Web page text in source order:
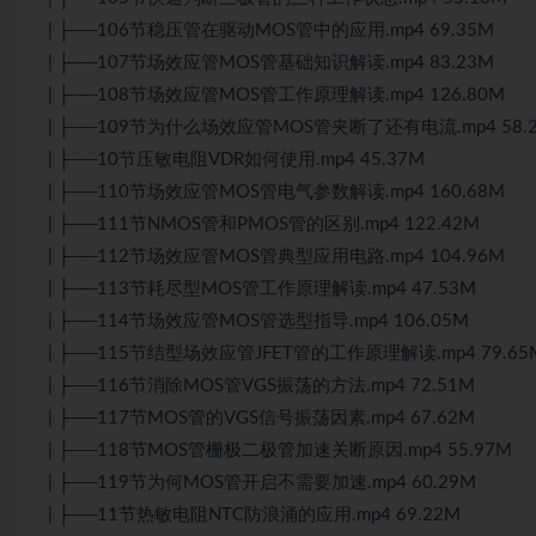
| ├──106节稳压管在驱动MOS管中的应用.mp4 69.35M
| ├──107节场效应管MOS管基础知识解读.mp4 83.23M
| ├──108节场效应管MOS管工作原理解读.mp4 126.80M
| ├──109节为什么场效应管MOS管夹断了还有电流.mp4
| ├──10节压敏电阻VDR如何使用.mp4 45.37M
| ├──110节场效应管MOS管电气参数解读.mp4 160.68M
| ├──111节NMOS管和PMOS管的区别.mp4 122.42M
| ├──112节场效应管MOS管典型应用电路.mp4 104.96M
| ├──113节耗尽型MOS管工作原理解读.mp4 47.53M
| ├──114节场效应管MOS管选型指导.mp4 106.05M
| ├──115节结型场效应管JFET管的工作原理解读.mp4
| ├──116节消除MOS管VGS振荡的方法.mp4 72.51M
| ├──117节MOS管的VGS信号振荡因素.mp4 67.62M
| ├──118节MOS管栅极二极管加速关断原因.mp4 55.97M
| ├──119节为何MOS管开启不需要加速.mp4 60.29M
| ├──11节热敏电阻NTC防浪涌的应用.mp4 69.22M